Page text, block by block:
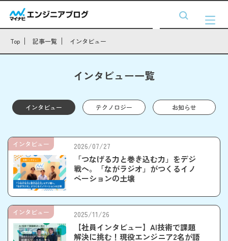
Top 記事一覧 インタビュー
インタビュー一覧
インタビュー テクノロジー お知らせ
2026/07/27
「つなげる力と巻き込む力」をデジ
戦へ。「ながラジオ」がつくるイノ
ベーションの土壌
インタビュー
2025/11/26
【社員インタビュー】AI技術で課題
解決に挑む！現役エンジニア2名が語
インタビュー